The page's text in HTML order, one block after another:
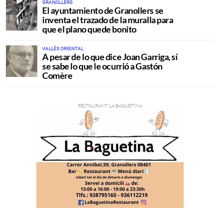
GRANOLLERS
El ayuntamiento de Granollers se
inventa el trazado de la muralla para
que el plano quede bonito
VALLÉS ORIENTAL
A pesar de lo que dice Joan Garriga, sí
se sabe lo que le ocurrió a Gastón
Comère